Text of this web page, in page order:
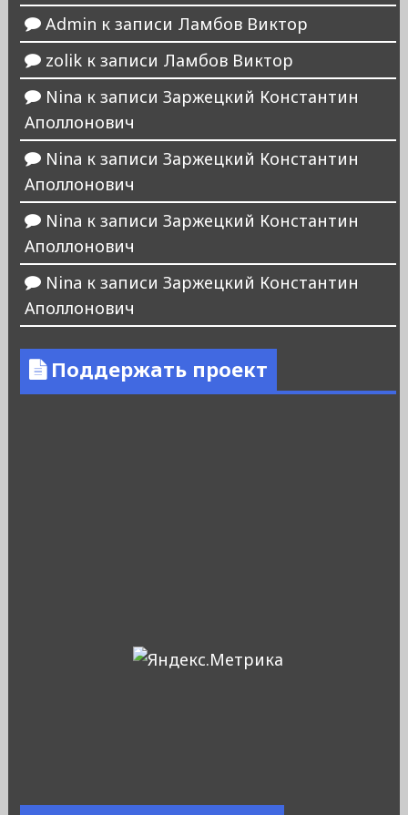
Admin к записи Ламбов Виктор
zolikк записи Ламбов Виктор
Nina к записи Заржецкий Константин
Аполлонович
Nina к записи Заржецкий Константин
Аполлонович
Nina к записи Заржецкий Константин
Аполлонович
Nina к записи Заржецкий Константин
Аполлонович
Поддержать проект